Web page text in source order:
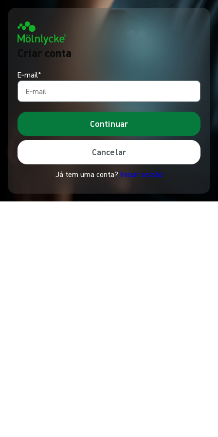
Criar conta
E‑mail*
Continuar
Cancelar
Já tem uma conta? Iniciar sessão